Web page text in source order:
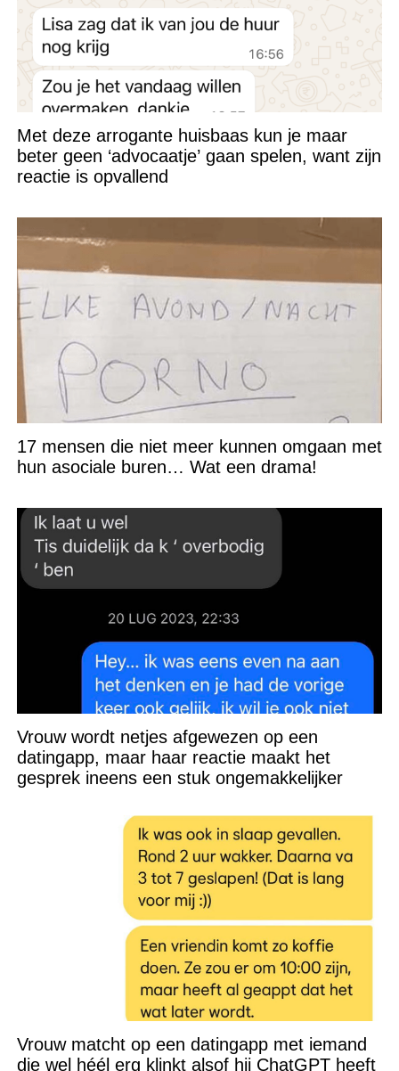
Met deze arrogante huisbaas kun je maar
beter geen ‘advocaatje’ gaan spelen, want zijn
reactie is opvallend
17 mensen die niet meer kunnen omgaan met
hun asociale buren… Wat een drama!
Vrouw wordt netjes afgewezen op een
datingapp, maar haar reactie maakt het
gesprek ineens een stuk ongemakkelijker
Vrouw matcht op een datingapp met iemand
die wel héél erg klinkt alsof hij ChatGPT heeft